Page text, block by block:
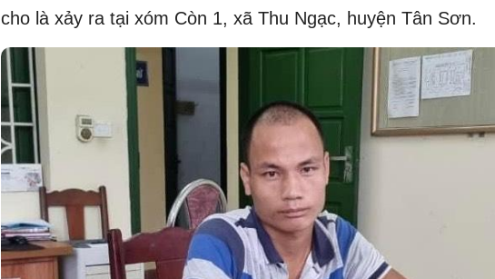
cho là xảy ra tại xóm Còn 1, xã Thu Ngạc, huyện Tân Sơn.